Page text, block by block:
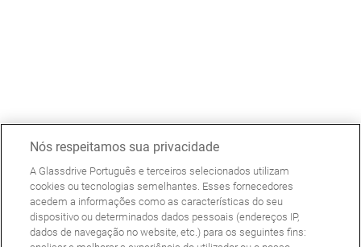
Nós respeitamos sua privacidade
A Glassdrive Português e terceiros selecionados utilizam
cookies ou tecnologias semelhantes. Esses fornecedores
acedem a informações como as características do seu
dispositivo ou determinados dados pessoais (endereços IP,
dados de navegação no website, etc.) para os seguintes fins: